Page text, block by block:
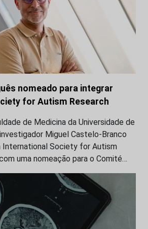
nomeado para integrar
for Autism Research
de Medicina da Universidade de
Miguel Castelo-Branco
International Society for Autism
uma nomeação para o Comité…